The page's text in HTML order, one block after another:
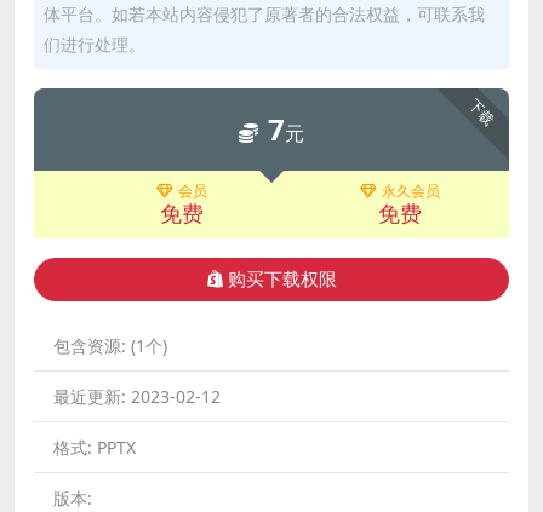
体平台。如若本站内容侵犯了原著者的合法权益，可联系我
们进行处理。
下载
7元
会员
免费
永久会员
免费
购买下载权限
包含资源: (1个)
最近更新: 2023-02-12
格式: PPTX
版本: